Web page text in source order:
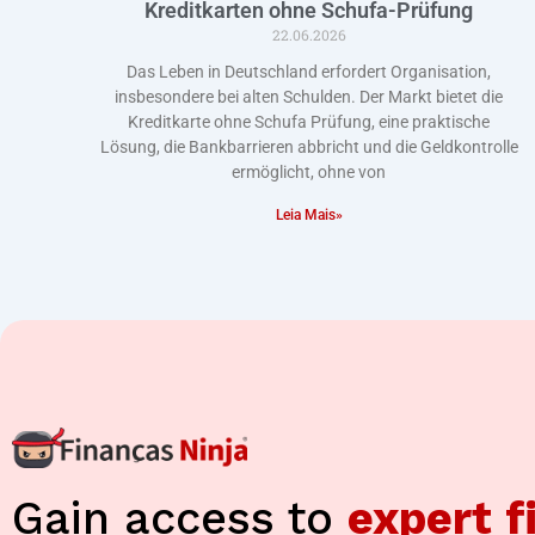
Kreditkarten ohne Schufa-Prüfung
22.06.2026
Das Leben in Deutschland erfordert Organisation,
insbesondere bei alten Schulden. Der Markt bietet die
Kreditkarte ohne Schufa Prüfung, eine praktische
Lösung, die Bankbarrieren abbricht und die Geldkontrolle
ermöglicht, ohne von
Leia Mais»
Gain access to expert